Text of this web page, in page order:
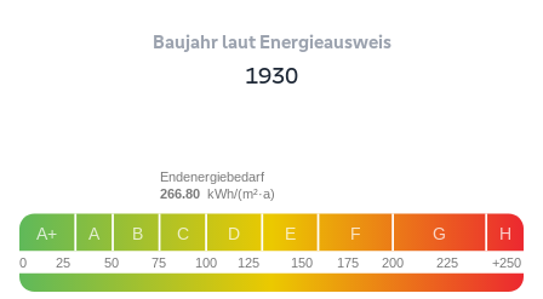
Baujahr laut Energieausweis
1930
0 25 50 75 100 125 150 175 200 225 +250
H
G
F
E
D
C
B
A
A+
Endenergiebedarf
266.80 kWh/(m²·a)